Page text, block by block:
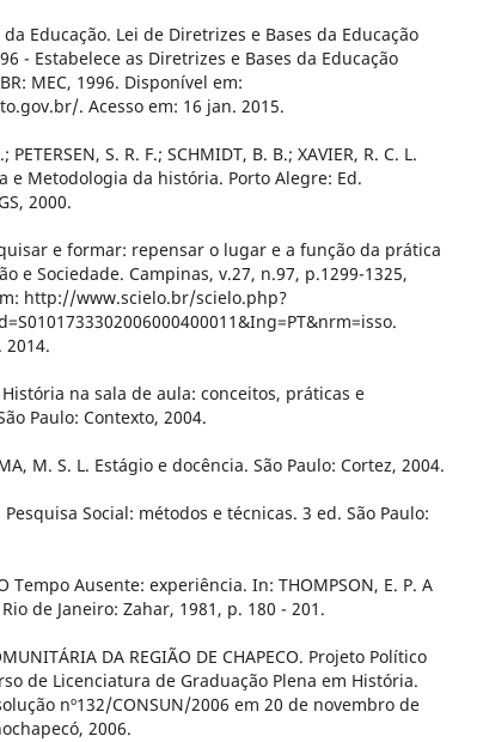
Educação. Lei de Diretrizes e Bases da Educação
- Estabelece as Diretrizes e Bases da Educação
MEC, 1996. Disponível em:
. Acesso em: 16 jan. 2015.
PETERSEN, S. R. F.; SCHMIDT, B. B.; XAVIER, R. C. L.
e Metodologia da história. Porto Alegre: Ed.
2000.
e formar: repensar o lugar e a função da prática
e Sociedade. Campinas, v.27, n.97, p.1299-1325,
http://www.scielo.br/scielo.php?
2014.
História na sala de aula: conceitos, práticas e
Paulo: Contexto, 2004.
M. S. L. Estágio e docência. São Paulo: Cortez, 2004.
Pesquisa Social: métodos e técnicas. 3 ed. São Paulo:
Tempo Ausente: experiência. In: THOMPSON, E. P. A
de Janeiro: Zahar, 1981, p. 180 - 201.
DA REGIÃO DE CHAPECO. Projeto Político
de Licenciatura de Graduação Plena em História.
nº132/CONSUN/2006 em 20 de novembro de
2006.